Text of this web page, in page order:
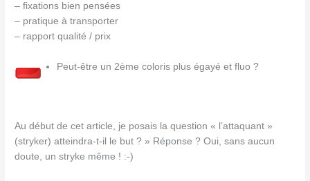
– fixations bien pensées
– pratique à transporter
– rapport qualité / prix
Peut-être un 2ème coloris plus égayé et fluo ?
Au début de cet article, je posais la question « l’attaquant »
(stryker) atteindra-t-il le but ? » Réponse ? Oui, sans aucun
doute, un stryke même ! :-)